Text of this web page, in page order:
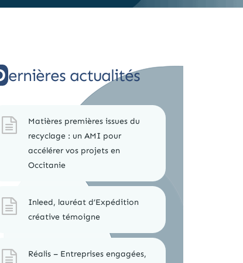
Dernières actualités
Matières premières issues du
recyclage : un AMI pour
accélérer vos projets en
Occitanie
Inleed, lauréat d’Expédition
créative témoigne
Réalis – Entreprises engagées,